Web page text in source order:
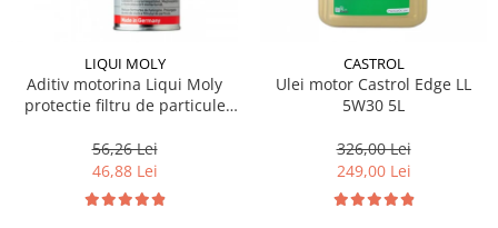
LIQUI MOLY
Aditiv motorina Liqui Moly
protectie filtru de particule
56,26 Lei
46,88 Lei
CASTROL
Ulei motor Castrol Edge LL
5W30 5L
326,00 Lei
249,00 Lei